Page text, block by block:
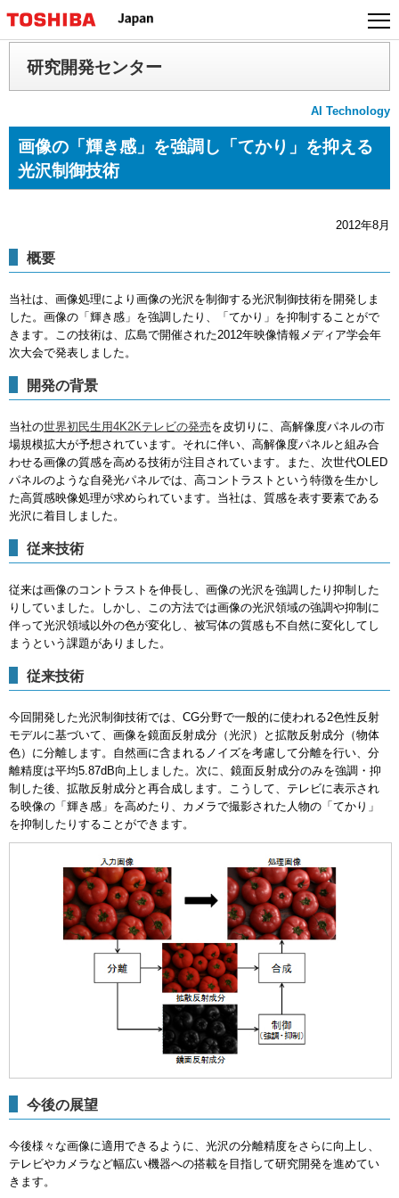
ジ
ャ
プ
研究開発センター
AI Technology
画像の「輝き感」を強調し「てかり」を抑える
光沢制御技術
2012年8月
概要
当社は、画像処理により画像の光沢を制御する光沢制御技術を開発しま
した。画像の「輝き感」を強調したり、「てかり」を抑制することがで
きます。この技術は、広島で開催された2012年映像情報メディア学会年
次大会で発表しました。
開発の背景
当社の世界初民生用4K2Kテレビの発売を皮切りに、高解像度パネルの市
場規模拡大が予想されています。それに伴い、高解像度パネルと組み合
わせる画像の質感を高める技術が注目されています。また、次世代OLED
パネルのような自発光パネルでは、高コントラストという特徴を生かし
た高質感映像処理が求められています。当社は、質感を表す要素である
光沢に着目しました。
従来技術
従来は画像のコントラストを伸長し、画像の光沢を強調したり抑制した
りしていました。しかし、この方法では画像の光沢領域の強調や抑制に
伴って光沢領域以外の色が変化し、被写体の質感も不自然に変化してし
まうという課題がありました。
従来技術
今回開発した光沢制御技術では、CG分野で一般的に使われる2色性反射
モデルに基づいて、画像を鏡面反射成分（光沢）と拡散反射成分（物体
色）に分離します。自然画に含まれるノイズを考慮して分離を行い、分
離精度は平均5.87dB向上しました。次に、鏡面反射成分のみを強調・抑
制した後、拡散反射成分と再合成します。こうして、テレビに表示され
る映像の「輝き感」を高めたり、カメラで撮影された人物の「てかり」
を抑制したりすることができます。
今後の展望
今後様々な画像に適用できるように、光沢の分離精度をさらに向上し、
テレビやカメラなど幅広い機器への搭載を目指して研究開発を進めてい
きます。